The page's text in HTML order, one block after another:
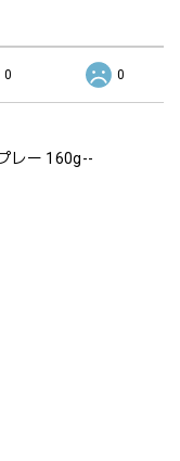
0 0
レー 160g--